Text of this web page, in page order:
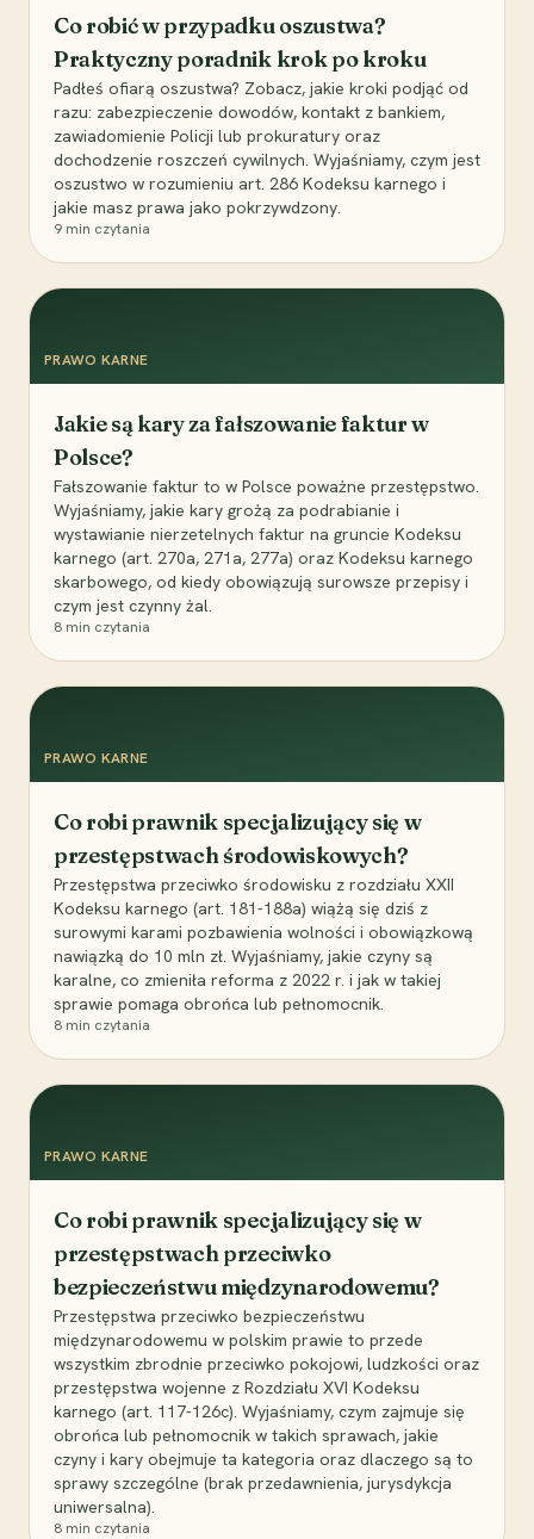
Co robić w przypadku oszustwa?
Praktyczny poradnik krok po kroku
Padłeś ofiarą oszustwa? Zobacz, jakie kroki podjąć od
razu: zabezpieczenie dowodów, kontakt z bankiem,
zawiadomienie Policji lub prokuratury oraz
dochodzenie roszczeń cywilnych. Wyjaśniamy, czym jest
oszustwo w rozumieniu art. 286 Kodeksu karnego i
jakie masz prawa jako pokrzywdzony.
9 min czytania
PRAWO KARNE
Jakie są kary za fałszowanie faktur w
Polsce?
Fałszowanie faktur to w Polsce poważne przestępstwo.
Wyjaśniamy, jakie kary grożą za podrabianie i
wystawianie nierzetelnych faktur na gruncie Kodeksu
karnego (art. 270a, 271a, 277a) oraz Kodeksu karnego
skarbowego, od kiedy obowiązują surowsze przepisy i
czym jest czynny żal.
8 min czytania
PRAWO KARNE
Co robi prawnik specjalizujący się w
przestępstwach środowiskowych?
Przestępstwa przeciwko środowisku z rozdziału XXII
Kodeksu karnego (art. 181-188a) wiążą się dziś z
surowymi karami pozbawienia wolności i obowiązkową
nawiązką do 10 mln zł. Wyjaśniamy, jakie czyny są
karalne, co zmieniła reforma z 2022 r. i jak w takiej
sprawie pomaga obrońca lub pełnomocnik.
8 min czytania
PRAWO KARNE
Co robi prawnik specjalizujący się w
przestępstwach przeciwko
bezpieczeństwu międzynarodowemu?
Przestępstwa przeciwko bezpieczeństwu
międzynarodowemu w polskim prawie to przede
wszystkim zbrodnie przeciwko pokojowi, ludzkości oraz
przestępstwa wojenne z Rozdziału XVI Kodeksu
karnego (art. 117-126c). Wyjaśniamy, czym zajmuje się
obrońca lub pełnomocnik w takich sprawach, jakie
czyny i kary obejmuje ta kategoria oraz dlaczego są to
sprawy szczególne (brak przedawnienia, jurysdykcja
uniwersalna).
8 min czytania